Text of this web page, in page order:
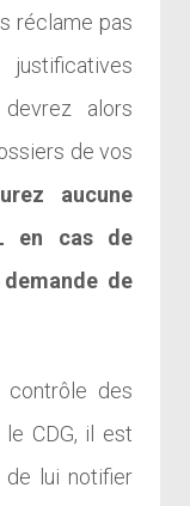
réclame pas
alors
de vos
aucune
en cas de
de
contrôle des
CDG, il est
de lui notifier